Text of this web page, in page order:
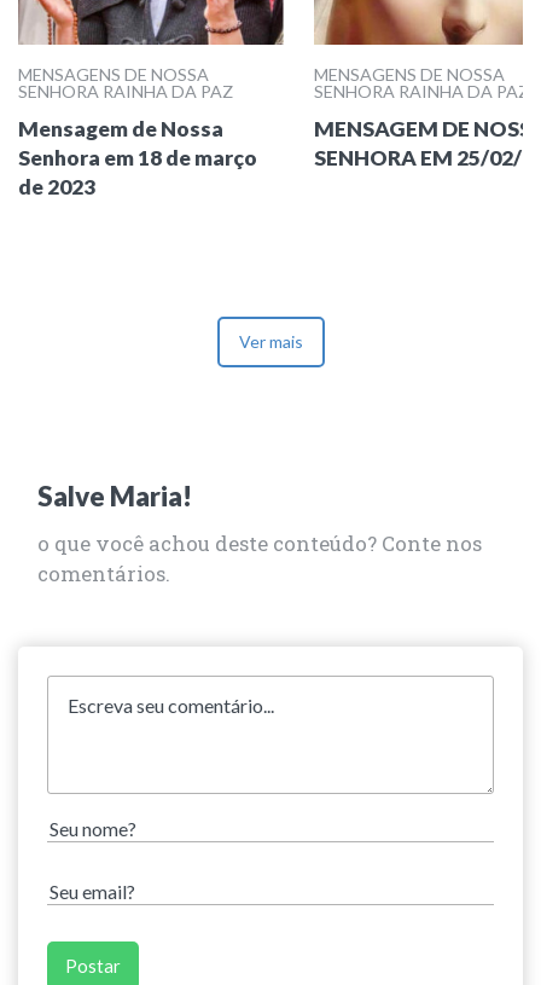
MENSAGENS DE NOSSA
SENHORA RAINHA DA PAZ
Mensagem de Nossa
Senhora em 18 de março
de 2023
MENSAGENS DE NOSSA
SENHORA RAINHA DA PAZ
MENSAGEM DE
SENHORA EM 25/02/
Ver mais
Salve Maria!
o que você achou deste conteúdo? Conte nos
comentários.